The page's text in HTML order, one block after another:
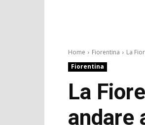
Home Fiorentina
La
Fiorentina
La
andare